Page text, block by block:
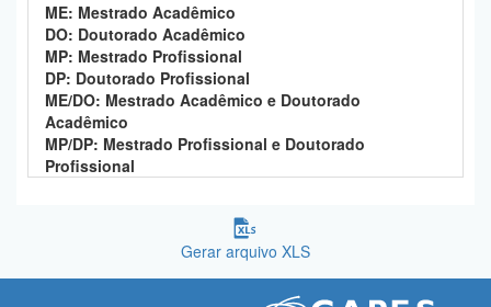
ME: Mestrado Acadêmico
DO: Doutorado Acadêmico
MP: Mestrado Profissional
DP: Doutorado Profissional
ME/DO: Mestrado Acadêmico e Doutorado
Acadêmico
MP/DP: Mestrado Profissional e Doutorado
Profissional
Gerar arquivo XLS